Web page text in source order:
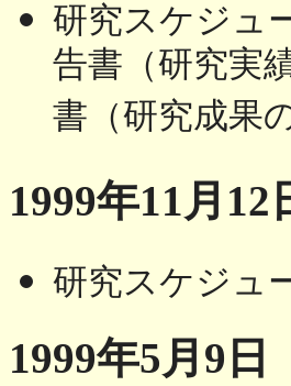
研究スケジュ
告書（研究実
書（研究成果
1999年11月12
研究スケジュ
1999年5月9日